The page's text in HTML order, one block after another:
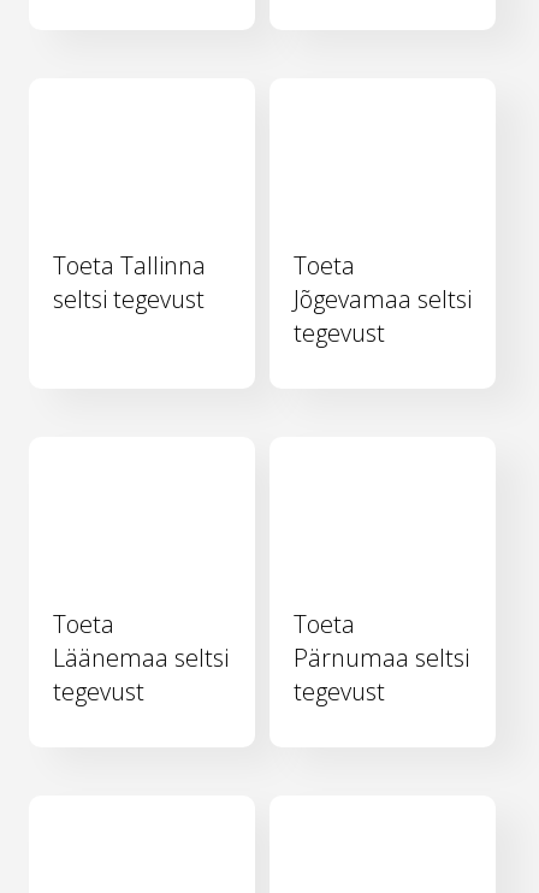
Toeta Tallinna
seltsi tegevust
Toeta
Jõgevamaa seltsi
tegevust
Toeta
Läänemaa seltsi
tegevust
Toeta
Pärnumaa seltsi
tegevust